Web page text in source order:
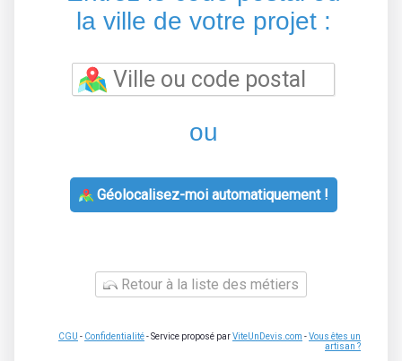
la ville de votre projet :
ou
Géolocalisez-moi automatiquement !
Retour à la liste des métiers
CGU - Confidentialité- Service proposé parViteUnDevis.com -Vous êtes un
artisan ?